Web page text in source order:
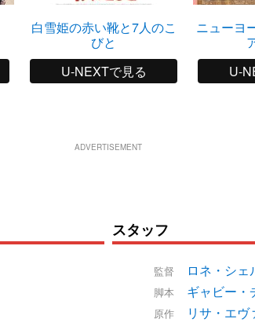
白雪姫の赤い靴と7人のこ
びと
U-NEXTで見る
ニューヨ
U-
ADVERTISEMENT
スタッフ
監督 ロネ・シェ
脚本 ギャビー・
原作 リサ・エヴ